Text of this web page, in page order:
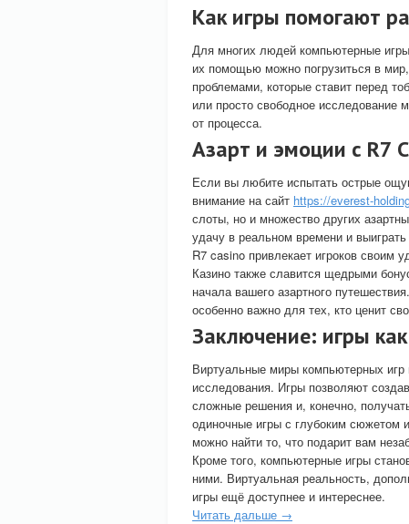
Как игры помогают
Для многих людей компьютерные
их помощью можно погрузиться в
проблемами, которые ставит перед
или просто свободное исследование
от процесса.
Азарт и эмоции с R7
Если вы любите испытать острые
внимание на сайт https://everest-
слоты, но и множество других
удачу в реальном времени и
R7 casino привлекает игроков
Казино также славится щедрыми
начала вашего азартного
особенно важно для тех, кто ценит
Заключение: игры
Виртуальные миры компьютерных
исследования. Игры позволяют
сложные решения и, конечно,
одиночные игры с глубоким сюжетом
можно найти то, что подарит вам
Кроме того, компьютерные игры
ними. Виртуальная реальность,
игры ещё доступнее и интереснее.
Читать дальше →